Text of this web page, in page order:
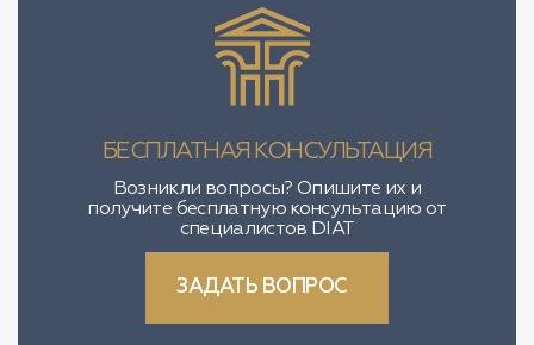
БЕСПЛАТНАЯ КОНСУЛЬТАЦИЯ
Возникли вопросы? Опишите их и
получите бесплатную консультацию от
специалистов DIAT
ЗАДАТЬ ВОПРОС